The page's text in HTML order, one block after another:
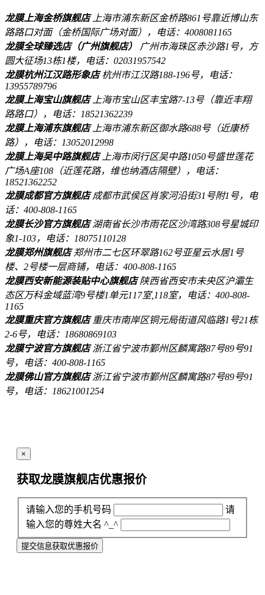
龙膜上海金桥旗舰店上海市浦东新区金桥路861号靠近博山东
路路口对面（金桥国际广场对面），电话：4008081165
龙膜全球臻选店（广州旗舰店） 广州市海珠区赤沙路1号，方
圆大征场13栋1楼，电话：02031957542
龙膜杭州江汉路形象店杭州市江汉路188-196号，电话：
13955789796
龙膜上海宝山旗舰店上海市宝山区丰宝路7-13号（靠近丰翔
路路口），电话：18521362239
龙膜上海浦东旗舰店上海市浦东新区御水路688号（近康桥
路），电话：13052012998
龙膜上海吴中路旗舰店上海市闵行区吴中路1050号盛世莲花
广场A座108（近莲花路，维也纳酒店隔壁），电话：
18521362252
龙膜成都官方旗舰店成都市武侯区肖家河沿街31号附1号，电
话：400-808-1165
龙膜长沙官方旗舰店湖南省长沙市雨花区沙湾路308号星城印
象1-103，电话：18075110128
龙膜郑州旗舰店郑州市二七区环翠路162号亚星云水居1号
楼、2号楼一层商铺，电话：400-808-1165
龙膜西安新能源装贴中心旗舰店陕西省西安市未央区沪灞生
态区万科金域蓝湾9号楼1单元117室,118室，电话：400-808-
1165
龙膜重庆官方旗舰店重庆市南岸区铜元局街道风临路1号21栋
2-6号，电话：18680869103
龙膜宁波官方旗舰店浙江省宁波市鄞州区麟寓路87号89号91
号，电话：400-808-1165
龙膜佛山官方旗舰店浙江省宁波市鄞州区麟寓路87号89号91
号，电话：18621001254
×
获取龙膜旗舰店优惠报价
请输入您的手机号码
请
输入您的尊姓大名 ^_^
提交信息获取优惠报价